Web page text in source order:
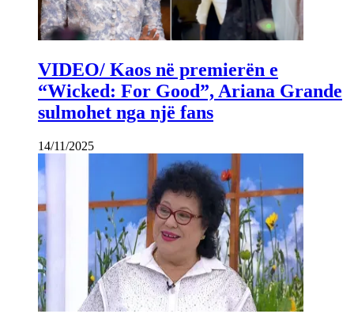
VIDEO/ Kaos në premierën e
“Wicked: For Good”, Ariana Grande
sulmohet nga një fans
14/11/2025